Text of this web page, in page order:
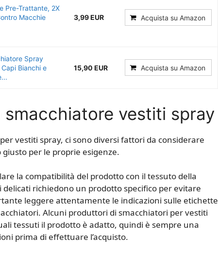
Pre-Trattante, 2X
Macchie
3,99 EUR Acquista su Amazon
Spray
Bianchi e
15,90 EUR Acquista su Amazon
smacchiatore vestiti spray
vestiti spray, ci sono diversi fattori da considerare
per le proprie esigenze.
la compatibilità del prodotto con il tessuto della
richiedono un prodotto specifico per evitare
leggere attentamente le indicazioni sulle etichette
Alcuni produttori di smacchiatori per vestiti
tessuti il prodotto è adatto, quindi è sempre una
prima di effettuare l’acquisto.